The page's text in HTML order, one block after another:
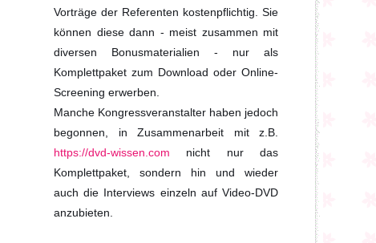
Vorträge der Referenten kostenpflichtig. Sie
können diese dann - meist zusammen mit
diversen Bonusmaterialien - nur als
Komplettpaket zum Download oder Online-
Screening erwerben.
Manche Kongressveranstalter haben jedoch
begonnen, in Zusammenarbeit mit z.B.
https://dvd-wissen.com nicht nur das
Komplettpaket, sondern hin und wieder
auch die Interviews einzeln auf Video-DVD
anzubieten.